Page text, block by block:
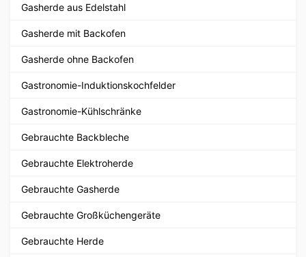
Gasherde aus Edelstahl
Gasherde mit Backofen
Gasherde ohne Backofen
Gastronomie-Induktionskochfelder
Gastronomie-Kühlschränke
Gebrauchte Backbleche
Gebrauchte Elektroherde
Gebrauchte Gasherde
Gebrauchte Großküchengeräte
Gebrauchte Herde